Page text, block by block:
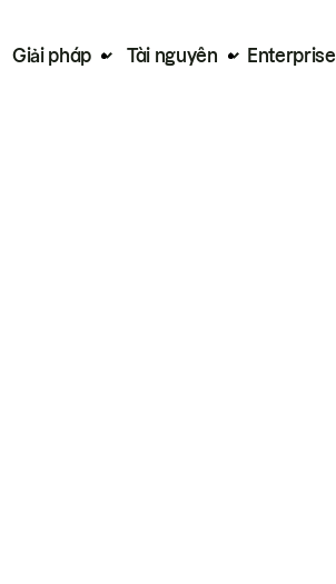
Giải pháp Tài nguyên Enterprise